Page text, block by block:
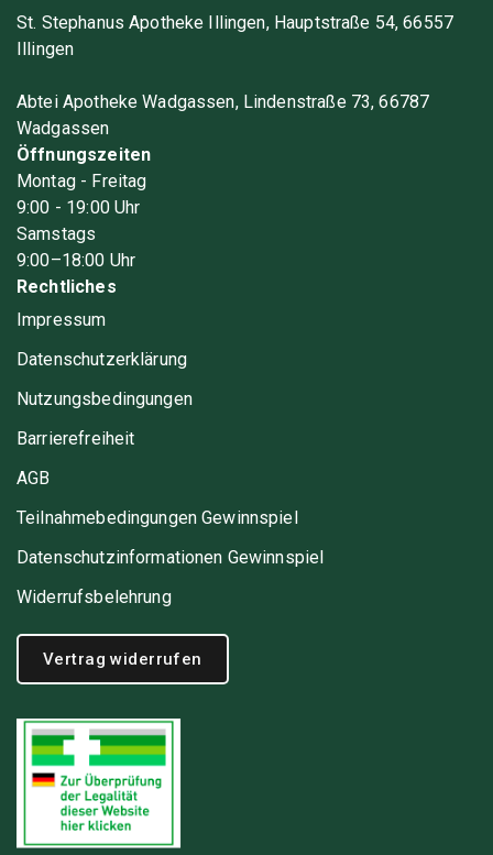
St. Stephanus Apotheke Illingen, Hauptstraße 54, 66557
Illingen
Abtei Apotheke Wadgassen, Lindenstraße 73, 66787
Wadgassen
Öffnungszeiten
Montag - Freitag
9:00 - 19:00Uhr
Samstags
9:00–18:00 Uhr
Rechtliches
Impressum
Datenschutzerklärung
Nutzungsbedingungen
Barrierefreiheit
AGB
Teilnahmebedingungen Gewinnspiel
Datenschutzinformationen Gewinnspiel
Widerrufsbelehrung
Vertrag widerrufen